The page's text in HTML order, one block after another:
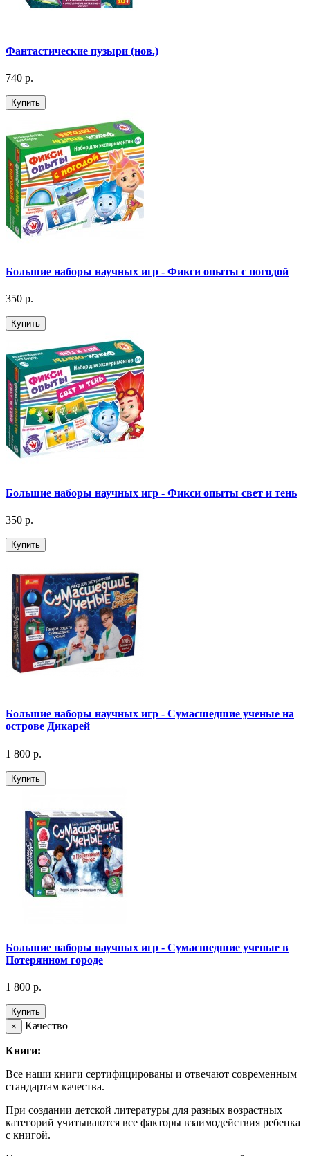
Фантастические пузыри (нов.)
740 р.
Купить
Большие наборы научных игр - Фикси опыты с погодой
350 р.
Купить
Большие наборы научных игр - Фикси опыты свет и тень
350 р.
Купить
Большие наборы научных игр - Сумасшедшие ученые на
острове Дикарей
1 800 р.
Купить
Большие наборы научных игр - Сумасшедшие ученые в
Потерянном городе
1 800 р.
Купить
×
Качество
Книги:
Все наши книги сертифицированы и отвечают современным
стандартам качества.
При создании детской литературы для разных возрастных
категорий учитываются все факторы взаимодействия ребенка
с книгой.